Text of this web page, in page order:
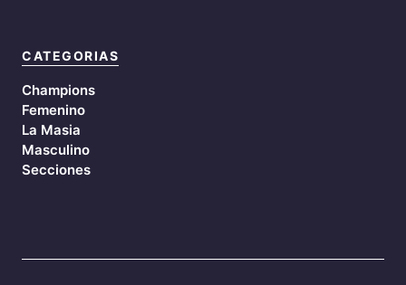
CATEGORIAS
Champions
Femenino
La Masia
Masculino
Secciones